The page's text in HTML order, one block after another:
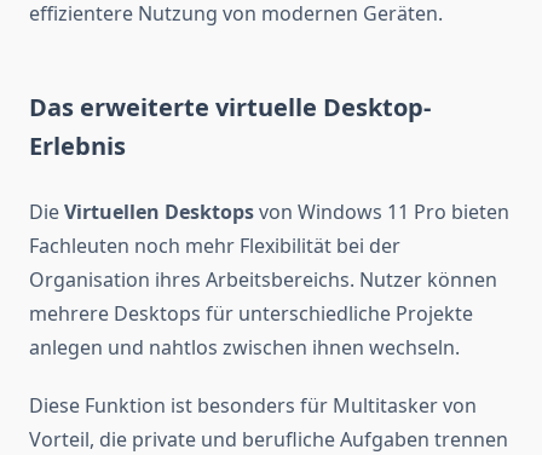
effizientere Nutzung von modernen Geräten.
Das erweiterte virtuelle Desktop-
Erlebnis
DieVirtuellen Desktopsvon Windows 11 Pro bieten
Fachleuten noch mehr Flexibilität bei der
Organisation ihres Arbeitsbereichs. Nutzer können
mehrere Desktops für unterschiedliche Projekte
anlegen und nahtlos zwischen ihnen wechseln.
Diese Funktion ist besonders für Multitasker von
Vorteil, die private und berufliche Aufgaben trennen